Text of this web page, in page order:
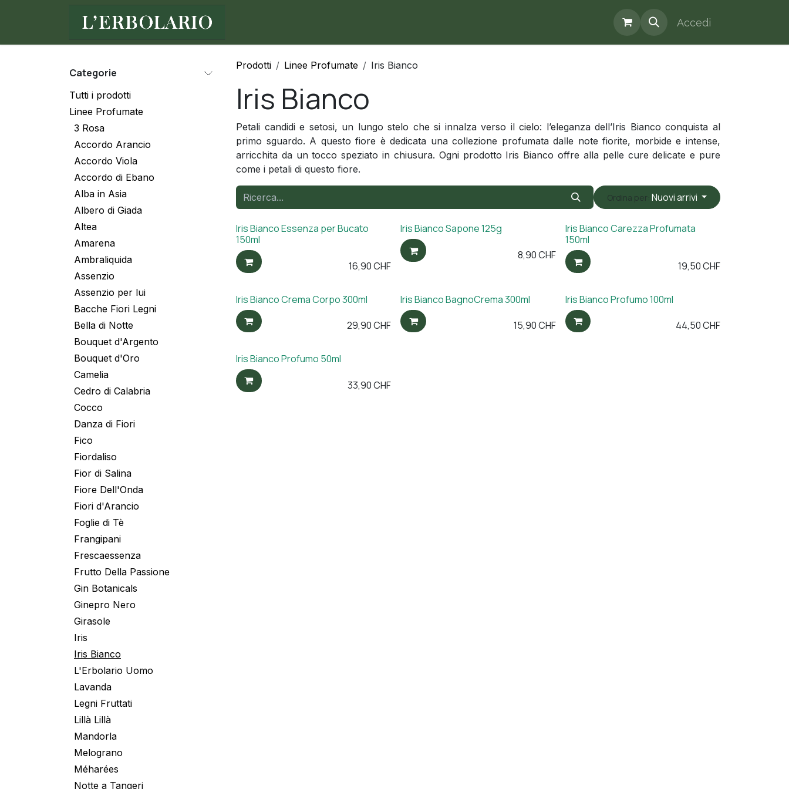
Accedi
Categorie
Tutti i prodotti
Linee Profumate
3 Rosa
Accordo Arancio
Accordo Viola
Accordo di Ebano
Alba in Asia
Albero di Giada
Altea
Amarena
Ambraliquida
Assenzio
Assenzio per lui
Bacche Fiori Legni
Bella di Notte
Bouquet d'Argento
Bouquet d'Oro
Camelia
Cedro di Calabria
Cocco
Danza di Fiori
Fico
Fiordaliso
Fior di Salina
Fiore Dell'Onda
Fiori d'Arancio
Foglie di Tè
Frangipani
Frescaessenza
Frutto Della Passione
Gin Botanicals
Ginepro Nero
Girasole
Iris
Iris Bianco
L'Erbolario Uomo
Lavanda
Legni Fruttati
Lillà Lillà
Mandorla
Melograno
Méharées
Notte a Tangeri
Prodotti Linee Profumate Iris Bianco
Iris Bianco
Petali candidi e setosi, un lungo stelo che si innalza verso il cielo: l’eleganza dell’Iris Bianco conquista al
primo sguardo. A questo fiore è dedicata una collezione profumata dalle note fiorite, morbide e intense,
arricchita da un tocco speziato in chiusura. Ogni prodotto Iris Bianco offre alla pelle cure delicate e pure
come i petali di questo fiore.
Ordina per: Nuovi arrivi
Iris Bianco Essenza per Bucato
150ml
16,90CHF
Iris Bianco Sapone 125g
8,90CHF
Iris Bianco Carezza Profumata
150ml
19,50CHF
Iris Bianco Crema Corpo 300ml
29,90CHF
Iris Bianco BagnoCrema 300ml
15,90CHF
Iris Bianco Profumo 100ml
44,50CHF
Iris Bianco Profumo 50ml
33,90CHF